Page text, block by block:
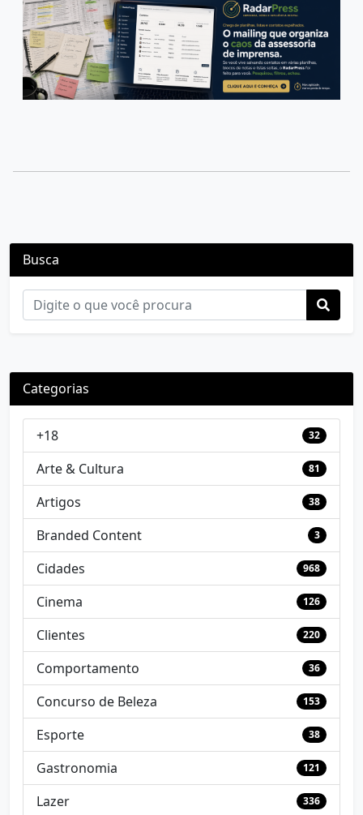
Busca
Categorias
+18 32
Arte & Cultura 81
Artigos 38
Branded Content 3
Cidades 968
Cinema 126
Clientes 220
Comportamento 36
Concurso de Beleza 153
Esporte 38
Gastronomia 121
Lazer 336